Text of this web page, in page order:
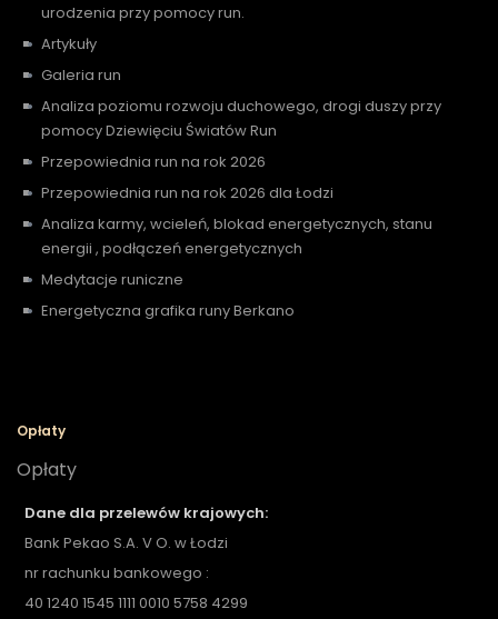
urodzenia przy pomocy run.
Artykuły
Galeria run
Analiza poziomu rozwoju duchowego, drogi duszy przy
pomocy Dziewięciu Światów Run
Przepowiednia run na rok 2026
Przepowiednia run na rok 2026 dla Łodzi
Analiza karmy, wcieleń, blokad energetycznych, stanu
energii , podłączeń energetycznych
Medytacje runiczne
Energetyczna grafika runy Berkano
Opłaty
Opłaty
Dane dla przelewów krajowych:
Bank Pekao S.A. V O. w Łodzi
nr rachunku bankowego :
40 1240 1545 1111 0010 5758 4299